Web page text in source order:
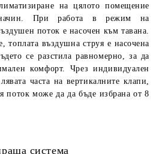
на цялото помещение
При работа в режим на
поток е насочен към тавана.
въздушна струя е насочена
се разстила равномерно, за да
комфорт. Чрез индивидуален
часта на вертикалните клапи,
поток може да да бъде избрана от 8
система